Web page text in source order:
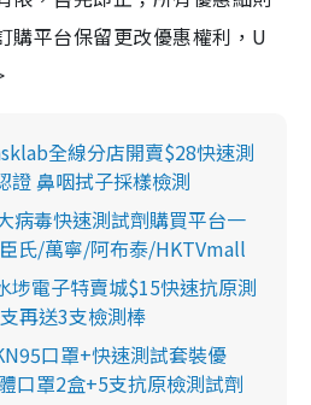
購平台保留更改優惠權利，U
全線分店開賣$28快速測
證 鼻咽拭子採樣檢測
病毒快速測試劑購買平台一
氏/萬寧/阿布泰/HKTVmall
埗電子特賣城$15快速抗原測
再送3支檢測棒
口罩+快速測試套裝優
口罩2盒+5支抗原檢測試劑